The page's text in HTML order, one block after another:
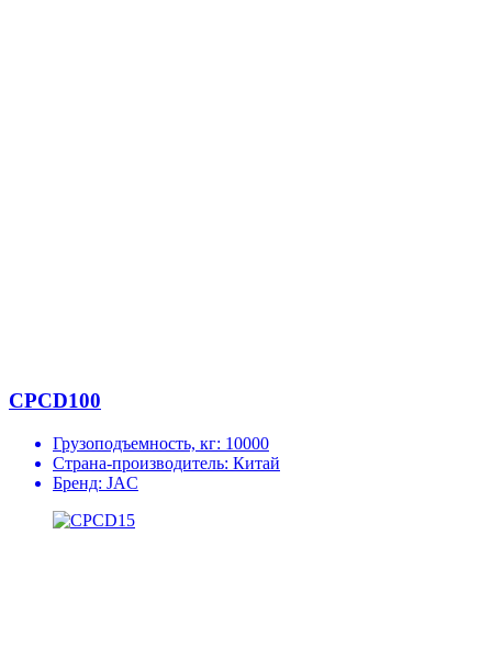
CPCD100
Грузоподъемность, кг: 10000
Страна-производитель: Китай
Бренд: JAC